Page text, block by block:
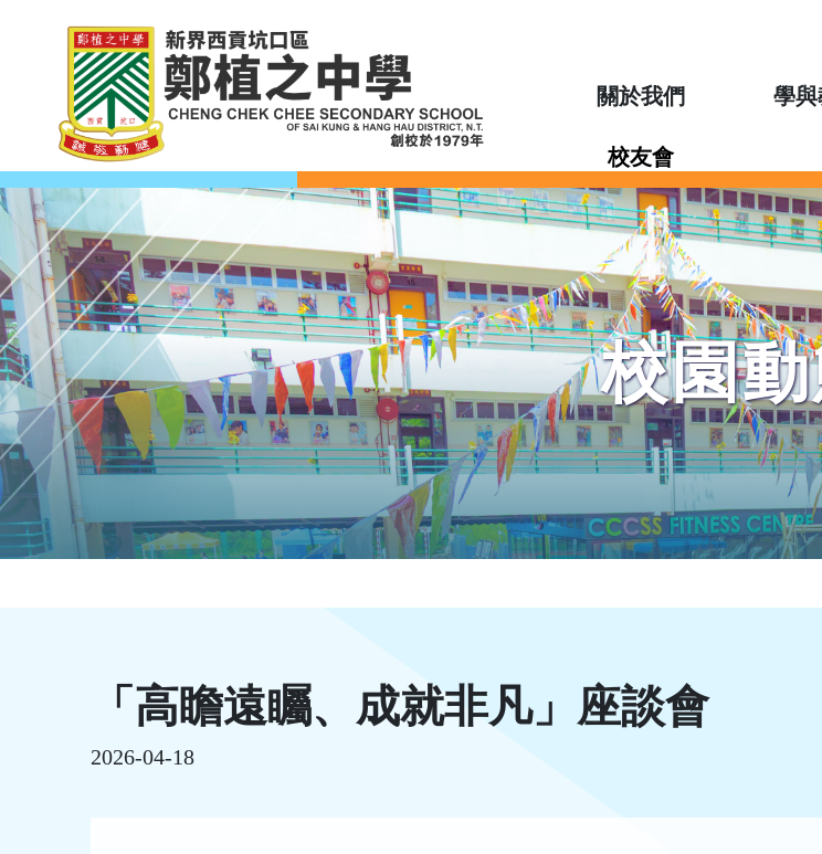
關於我們 學與
校友會
校園
「高瞻遠矚、成就非凡」座談會
2026-04-18